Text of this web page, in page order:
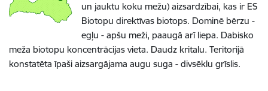
un jauktu koku mežu) aizsardzībai, kas ir ES
Biotopu direktīvas biotops. Dominē bērzu -
egļu - apšu meži, paaugā arī liepa. Dabisko
meža biotopu koncentrācijas vieta. Daudz kritalu. Teritorijā
konstatēta īpaši aizsargājama augu suga - divsēklu grīslis.